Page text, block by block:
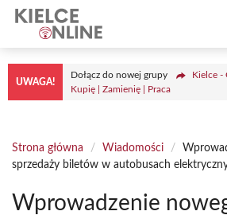
Przejdź
treści
UWAGA!
Dołącz do nowej grupy
Kielce -
Kupię | Zamienię | Praca
Strona główna / Wiadomości /
sprzedaży biletów w autobusach
Wprowadzenie